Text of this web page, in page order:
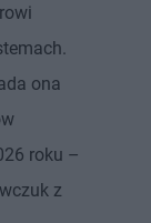
ona
roku –
z